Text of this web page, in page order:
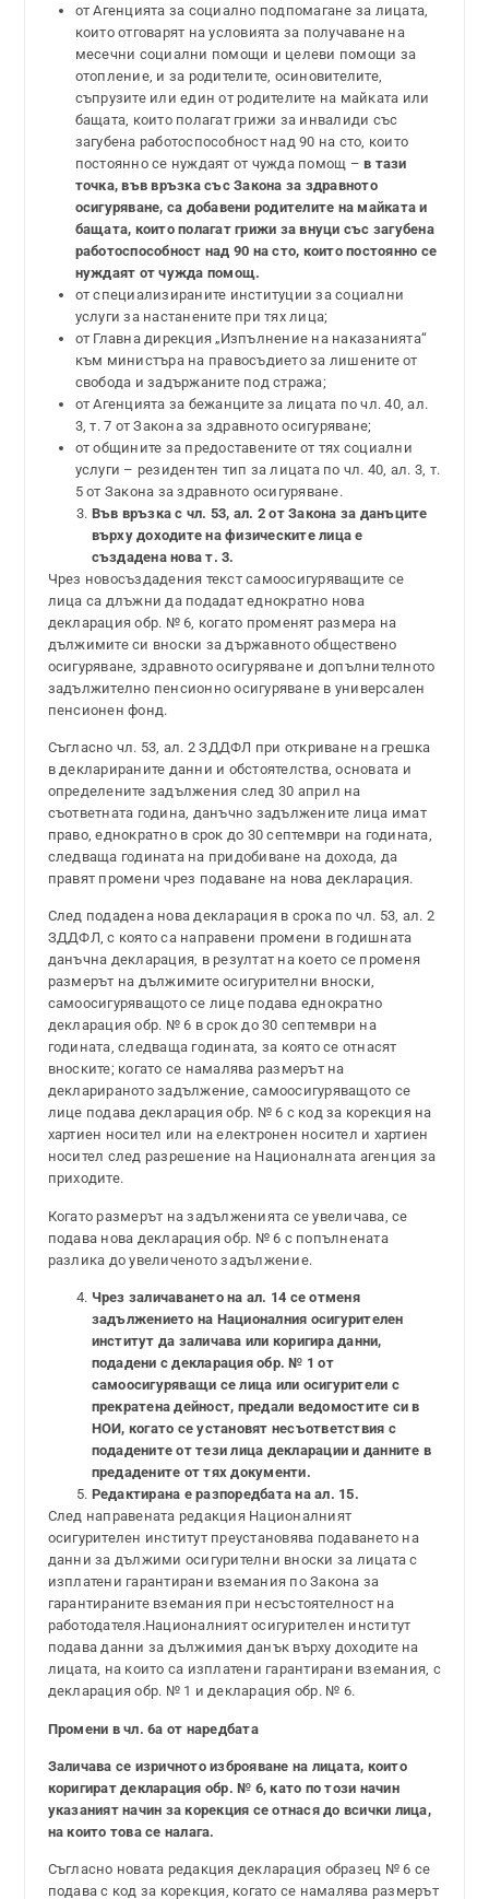
от Агенцията за социално подпомагане за лицата,
които отговарят на условията за получаване на
месечни социални помощи и целеви помощи за
отопление, и за родителите, осиновителите,
съпрузите или един от родителите на майката или
бащата, които полагат грижи за инвалиди със
загубена работоспособност над 90 на сто, които
постоянно се нуждаят от чужда помощ –в тази
точка, във връзка със Закона за здравното
осигуряване, са добавени родителите на майката и
бащата, които полагат грижи за внуци със загубена
работоспособност над 90 на сто, които постоянно се
нуждаят от чужда помощ.
от специализираните институции за социални
услуги за настанените при тях лица;
от Главна дирекция „Изпълнение на наказанията“
към министъра на правосъдието за лишените от
свобода и задържаните под стража;
от Агенцията за бежанците за лицата по чл. 40, ал.
3, т. 7 от Закона за здравното осигуряване;
от общините за предоставените от тях социални
услуги – резидентен тип за лицата по чл. 40, ал. 3, т.
5 от Закона за здравното осигуряване.
Във връзка с чл. 53, ал. 2 от Закона за данъците
върху доходите на физическите лица е
създадена нова т. 3.
Чрез новосъздадения текст самоосигуряващите се
лица са длъжни да подадат еднократно нова
декларация обр. № 6, когато променят размера на
дължимите си вноски за държавното обществено
осигуряване, здравното осигуряване и допълнителното
задължително пенсионно осигуряване в универсален
пенсионен фонд.
Съгласно чл. 53, ал. 2 ЗДДФЛ при откриване на грешка
в декларираните данни и обстоятелства, основата и
определените задължения след 30 април на
съответната година, данъчно задължените лица имат
право, еднократно в срок до 30 септември на годината,
следваща годината на придобиване на дохода, да
правят промени чрез подаване на нова декларация.
След подадена нова декларация в срока по чл. 53, ал. 2
ЗДДФЛ, с която са направени промени в годишната
данъчна декларация, в резултат на което се променя
размерът на дължимите осигурителни вноски,
самоосигуряващото се лице подава еднократно
декларация обр. № 6 в срок до 30 септември на
годината, следваща годината, за която се отнасят
вноските; когато се намалява размерът на
декларираното задължение, самоосигуряващото се
лице подава декларация обр. № 6 с код за корекция на
хартиен носител или на електронен носител и хартиен
носител след разрешение на Националната агенция за
приходите.
Когато размерът на задълженията се увеличава, се
подава нова декларация обр. № 6 с попълнената
разлика до увеличеното задължение.
Чрез заличаването на ал. 14 се отменя
задължението на Националния осигурителен
институт да заличава или коригира данни,
подадени с декларация обр. № 1 от
самоосигуряващи се лица или осигурители с
прекратена дейност, предали ведомостите си в
НОИ, когато се установят несъответствия с
подадените от тези лица декларации и данните в
предадените от тях документи.
Редактирана е разпоредбата на ал. 15.
След направената редакция Националният
осигурителен институт преустановява подаването на
данни за дължими осигурителни вноски за лицата с
изплатени гарантирани вземания по Закона за
гарантираните вземания при несъстоятелност на
работодателя.Националният осигурителен институт
подава данни за дължимия данък върху доходите на
лицата, на които са изплатени гарантирани вземания, с
декларация обр. № 1 и декларация обр. № 6.
Промени в чл. 6а от наредбата
Заличава се изричното изброяване на лицата, които
коригират декларация обр. № 6, като по този начин
указаният начин за корекция се отнася до всички лица,
на които това се налага.
Съгласно новата редакция декларация образец № 6 се
подава с код за корекция, когато се намалява размерът